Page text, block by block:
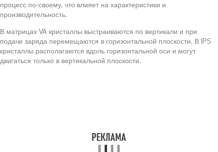
процесс по-своему, что влияет на характеристики и
производительность.
В матрицах VA кристаллы выстраиваются по вертикали и при
подаче заряда перемещаются в горизонтальной плоскости. В IPS
кристаллы располагаются вдоль горизонтальной оси и могут
двигаться только в вертикальной плоскости.